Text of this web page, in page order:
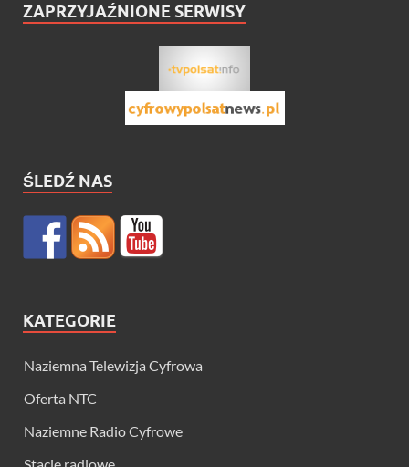
ZAPRZYJAŹNIONE SERWISY
ŚLEDŹ NAS
KATEGORIE
Naziemna Telewizja Cyfrowa
Oferta NTC
Naziemne Radio Cyfrowe